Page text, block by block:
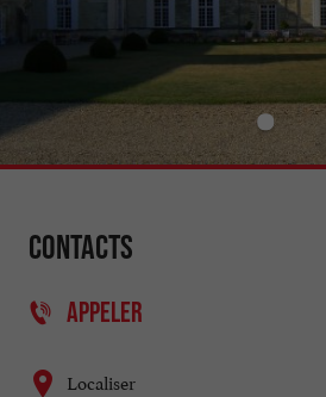
Contacts
APPELER
Localiser